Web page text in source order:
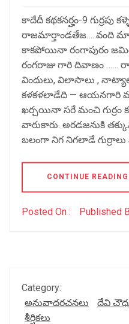
కాదేదీ కథకనర్హం-9
రాజమార్తాండతేజ…..వంది
కాకపోయినా రంగాపురం
రంగరాజు గారి దివాణం
విందులు, విలాసాలు ,
కళకళలాడేది — ఆయనగారి
ఖర్చయినా సరే మంచి గుర్రం
వారుకారు. అరడజనుకి
బలంగా నిగ నిగలాడే
CONTINUE READING
Posted On : Published
Category:
అనువాదరచనలు
దేవి
శీర్షికలు